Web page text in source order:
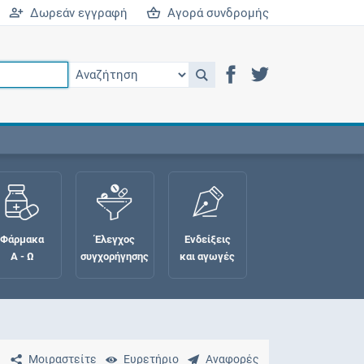
Δωρεάν εγγραφή Αγορά συνδρομής
Φάρμακα
Α - Ω
Έλεγχος
συγχορήγησης
Ενδείξεις
και αγωγές
Μοιραστείτε Ευρετήριο Αναφορές